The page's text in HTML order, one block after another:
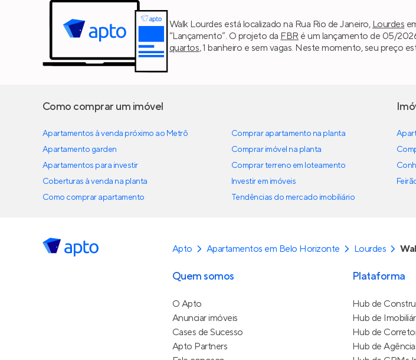
Walk Lourdes está localizado na Rua Rio de Janeiro, Lourdes
“Lançamento”. O projeto da FBR é um lançamento de 05/
quartos, 1 banheiro e sem vagas. Neste momento, seu preço
Como comprar um imóvel
Apartamentos à venda próximo ao Metrô
Apartamento garden
Apartamentos para investir
Coberturas à venda na planta
Como comprar apartamento
Comprar apartamento na planta
Comprar imóvel na planta
Comprar terreno em loteamento
Investir em imóveis
Tendências do mercado imobiliário
Apto Apartamentos em Belo Horizonte Lourdes
Quem somos
O Apto
Anunciar imóveis
Cases de Sucesso
Apto Partners
Plataforma
Hub de
Hub de
Hub de
Hub de